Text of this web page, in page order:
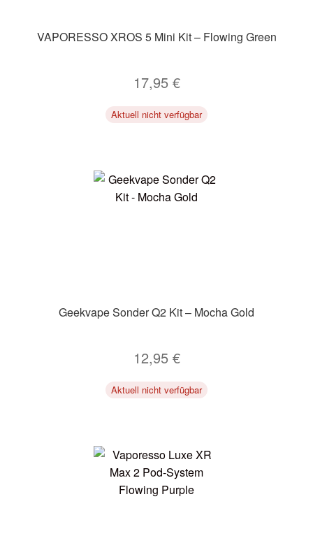
VAPORESSO XROS 5 Mini Kit – Flowing Green
17,95 €
Aktuell nicht verfügbar
Geekvape Sonder Q2 Kit – Mocha Gold
12,95 €
Aktuell nicht verfügbar